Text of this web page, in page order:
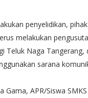
penyelidikan,
melakukan
Teluk Naga
sarana
APR/Siswa